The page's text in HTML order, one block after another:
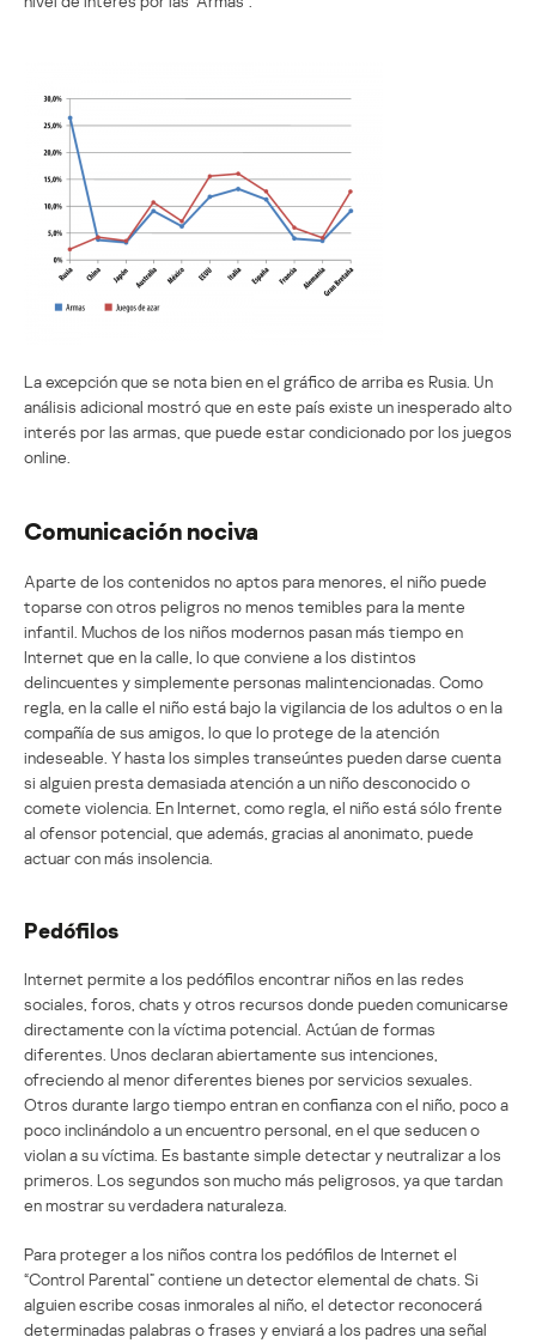
La excepción que se nota bien en el gráfico de arriba es Rusia. Un
análisis adicional mostró que en este país existe un inesperado alto
interés por las armas, que puede estar condicionado por los juegos
online.
Comunicación nociva
Aparte de los contenidos no aptos para menores, el niño puede
toparse con otros peligros no menos temibles para la mente
infantil. Muchos de los niños modernos pasan más tiempo en
Internet que en la calle, lo que conviene a los distintos
delincuentes y simplemente personas malintencionadas. Como
regla, en la calle el niño está bajo la vigilancia de los adultos o en la
compañía de sus amigos, lo que lo protege de la atención
indeseable. Y hasta los simples transeúntes pueden darse cuenta
si alguien presta demasiada atención a un niño desconocido o
comete violencia. En Internet, como regla, el niño está sólo frente
al ofensor potencial, que además, gracias al anonimato, puede
actuar con más insolencia.
Pedófilos
Internet permite a los pedófilos encontrar niños en las redes
sociales, foros, chats y otros recursos donde pueden comunicarse
directamente con la víctima potencial. Actúan de formas
diferentes. Unos declaran abiertamente sus intenciones,
ofreciendo al menor diferentes bienes por servicios sexuales.
Otros durante largo tiempo entran en confianza con el niño, poco a
poco inclinándolo a un encuentro personal, en el que seducen o
violan a su víctima. Es bastante simple detectar y neutralizar a los
primeros. Los segundos son mucho más peligrosos, ya que tardan
en mostrar su verdadera naturaleza.
Para proteger a los niños contra los pedófilos de Internet el
“Control Parental” contiene un detector elemental de chats. Si
alguien escribe cosas inmorales al niño, el detector reconocerá
determinadas palabras o frases y enviará a los padres una señal